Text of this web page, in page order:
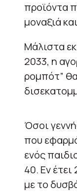
προϊόντα
μοναξιά
Μάλιστα
2033, η
ρομπότ”
Όσοι
που
ενός
40. Εν
με το